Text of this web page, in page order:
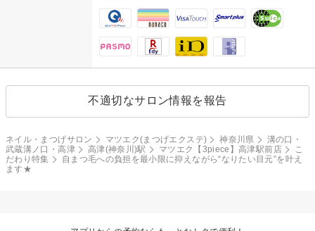
不適切なサロン情報を報告
ネイル・まつげサロン マツエク(まつげエクステ) 神奈川県
溝の口・
武蔵溝ノ口・高津
高津(神奈川)駅 マツエク【3piece】高津駅前店
こ
だわり特集
自まつ毛への負担を最小限に抑えながら“なりたい目元”を叶え
ます★